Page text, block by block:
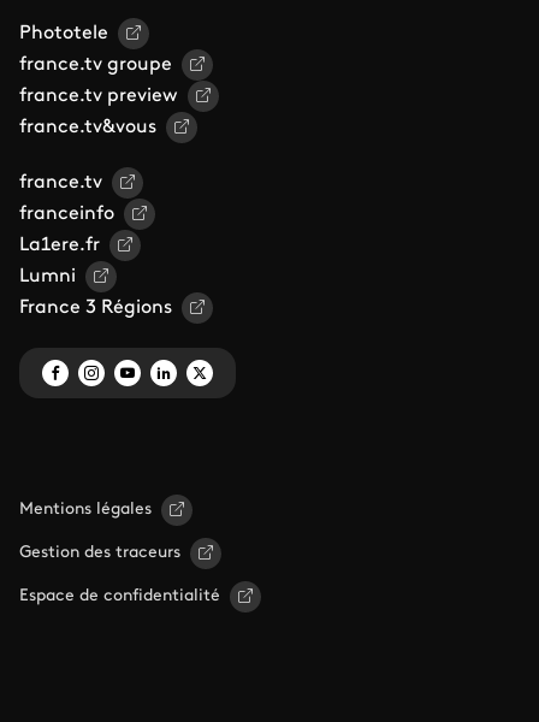
Phototele
france.tv groupe
france.tv preview
france.tv&vous
france.tv
franceinfo
La1ere.fr
Lumni
France 3 Régions
Mentions légales
Gestion des traceurs
Espace de confidentialité